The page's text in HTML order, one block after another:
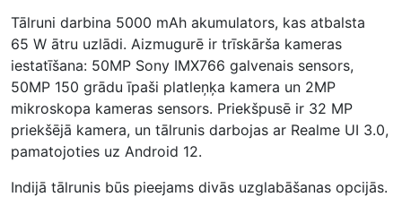
Tālruni darbina 5000 mAh akumulators, kas atbalsta
65 W ātru uzlādi. Aizmugurē ir trīskārša kameras
iestatīšana: 50MP Sony IMX766 galvenais sensors,
50MP 150 grādu īpaši platleņķa kamera un 2MP
mikroskopa kameras sensors. Priekšpusē ir 32 MP
priekšējā kamera, un tālrunis darbojas ar Realme UI 3.0,
pamatojoties uz Android 12.
Indijā tālrunis būs pieejams divās uzglabāšanas opcijās.